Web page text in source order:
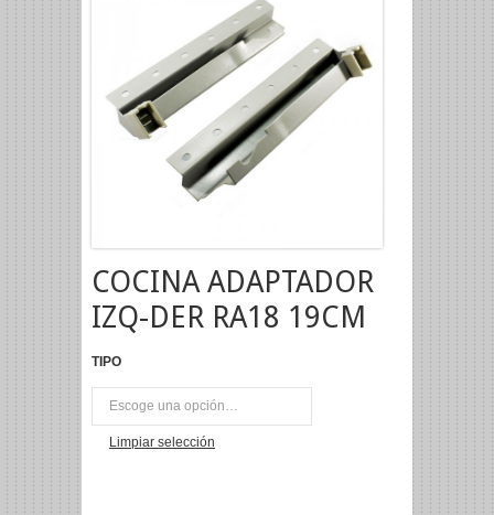
COCINA ADAPTADOR
IZQ-DER RA18 19CM
TIPO
Limpiar selección
UNI